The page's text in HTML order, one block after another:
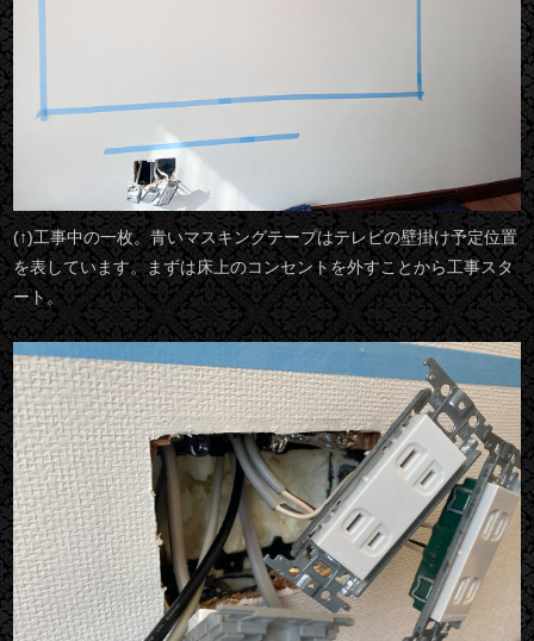
(↑)工事中の一枚。青いマスキングテープはテレビの壁掛け予定位置
を表しています。まずは床上のコンセントを外すことから工事スタ
ート。